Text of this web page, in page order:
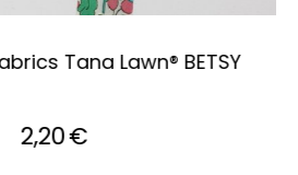
fleurie rouge liberty 20mm